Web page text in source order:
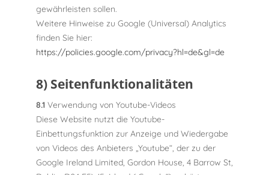
gewährleisten sollen.
Weitere Hinweise zu Google (Universal) Analytics
finden Sie hier:
https://policies.google.com/privacy?hl=de&gl=de
8) Seitenfunktionalitäten
8.1 Verwendung von Youtube-Videos
Diese Website nutzt die Youtube-
Einbettungsfunktion zur Anzeige und Wiedergabe
von Videos des Anbieters „Youtube“, der zu der
Google Ireland Limited, Gordon House, 4 Barrow St,